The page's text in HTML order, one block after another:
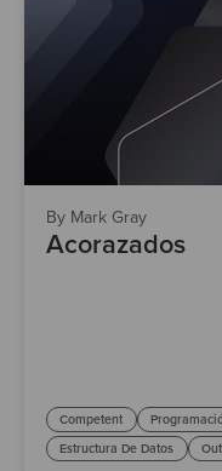
By Mark Gray
Acorazados
Competent
Estructura De Datos